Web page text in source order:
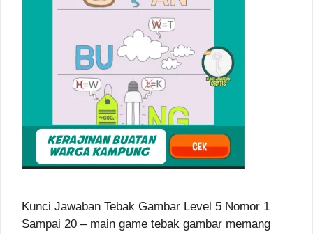
Kunci Jawaban Tebak Gambar Level 5 Nomor 1
Sampai 20 – main game tebak gambar memang